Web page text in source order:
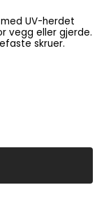
skruer.